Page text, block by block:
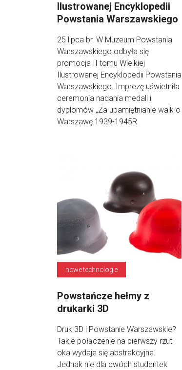
Ilustrowanej Encyklopedii
Powstania Warszawskiego
25 lipca br. W Muzeum Powstania
Warszawskiego odbyła się
promocja II tomu Wielkiej
Ilustrowanej Encyklopedii Powstania
Warszawskiego. Imprezę uświetniła
ceremonia nadania medali i
dyplomów „Za upamiętnianie walk o
Warszawę 1939-1945R
nowe technologie
Powstańcze hełmy z
drukarki 3D
Druk 3D i Powstanie Warszawskie?
Takie połączenie na pierwszy rzut
oka wydaje się abstrakcyjne.
Jednak nie dla dwóch studentek